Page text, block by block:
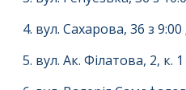
вул. Сахарова, 36 з
вул. Ак. Філатова, 2, к.